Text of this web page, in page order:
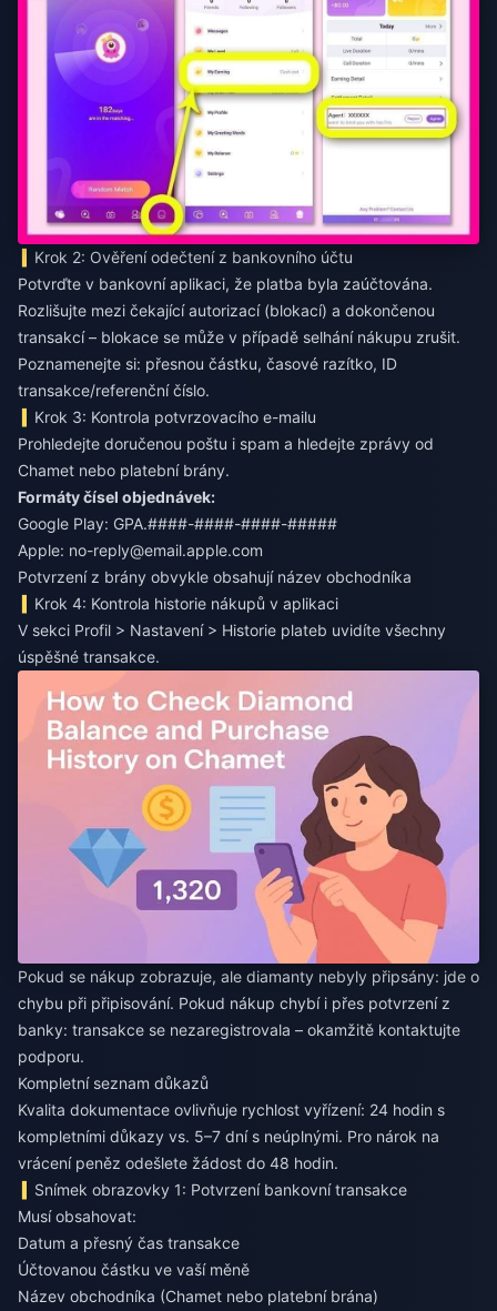
Krok 2: Ověření odečtení z bankovního účtu
Potvrďte v bankovní aplikaci, že platba byla zaúčtována.
Rozlišujte mezi čekající autorizací (blokací) a dokončenou
transakcí – blokace se může v případě selhání nákupu zrušit.
Poznamenejte si: přesnou částku, časové razítko, ID
transakce/referenční číslo.
Krok 3: Kontrola potvrzovacího e-mailu
Prohledejte doručenou poštu i spam a hledejte zprávy od
Chamet nebo platební brány.
Formáty čísel objednávek:
Google Play: GPA.####-####-####-#####
Apple: no-reply@email.apple.com
Potvrzení z brány obvykle obsahují název obchodníka
Krok 4: Kontrola historie nákupů v aplikaci
V sekci Profil > Nastavení > Historie plateb uvidíte všechny
úspěšné transakce.
Pokud se nákup zobrazuje, ale diamanty nebyly připsány: jde o
chybu při připisování. Pokud nákup chybí i přes potvrzení z
banky: transakce se nezaregistrovala – okamžitě kontaktujte
podporu.
Kompletní seznam důkazů
Kvalita dokumentace ovlivňuje rychlost vyřízení: 24 hodin s
kompletními důkazy vs. 5–7 dní s neúplnými. Pro nárok na
vrácení peněz odešlete žádost do 48 hodin.
Snímek obrazovky 1: Potvrzení bankovní transakce
Musí obsahovat:
Datum a přesný čas transakce
Účtovanou částku ve vaší měně
Název obchodníka (Chamet nebo platební brána)